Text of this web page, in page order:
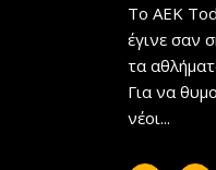
Το AEK
έγινε σαν
τα
Για να
νέοι...